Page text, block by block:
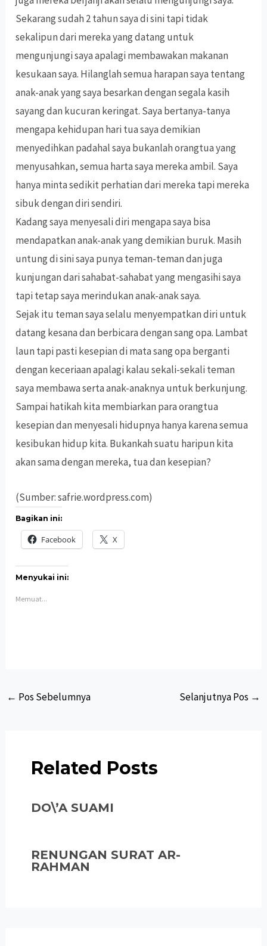
Sekarang sudah 2 tahun saya di sini tapi tidak
sekalipun dari mereka yang datang untuk
mengunjungi saya apalagi membawakan makanan
kesukaan saya. Hilanglah semua harapan saya tentang
anak-anak yang saya besarkan dengan segala kasih
sayang dan kucuran keringat. Saya bertanya-tanya
mengapa kehidupan hari tua saya demikian
menyedihkan padahal saya bukanlah orangtua yang
menyusahkan, semua harta saya mereka ambil. Saya
hanya minta sedikit perhatian dari mereka tapi mereka
sibuk dengan diri sendiri.
Kadang saya menyesali diri mengapa saya bisa
mendapatkan anak-anak yang demikian buruk. Masih
untung di sini saya punya teman-teman dan juga
kunjungan dari sahabat-sahabat yang mengasihi saya
tapi tetap saya merindukan anak-anak saya.
Sejak itu teman saya selalu menyempatkan diri untuk
datang kesana dan berbicara dengan sang opa. Lambat
laun tapi pasti kesepian di mata sang opa berganti
dengan keceriaan apalagi kalau sekali-sekali teman
saya membawa serta anak-anaknya untuk berkunjung.
Sampai hatikah kita membiarkan para orangtua
kesepian dan menyesali hidupnya hanya karena semua
kesibukan hidup kita. Bukankah suatu haripun kita
akan sama dengan mereka, tua dan kesepian?
(Sumber: safrie.wordpress.com)
Bagikan ini:
Facebook X
Menyukai ini:
Memuat...
Post
← Pos Sebelumnya Selanjutnya Pos →
Related Posts
DO\’A SUAMI
RENUNGAN SURAT AR-
RAHMAN